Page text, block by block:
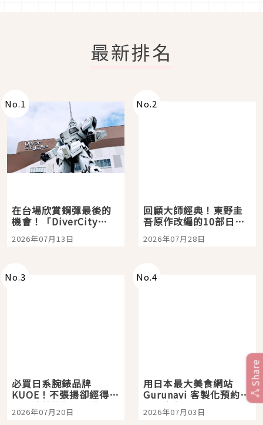
最新排名
No.1
在台場欣賞鋼彈最後的
機會！「DiverCity
Tokyo Plaza」搭船、
購物、美食及夜景，一
2026年07月13日
No.2
回顧大師經典！東野圭
吾原作改編的10部日本
影視作品推薦
2026年07月28日
No.3
必買日系腕錶品牌
KUOE！不張揚卻經得起
時間洗鍊的經典之作五
選
2026年07月20日
No.4
用日本最大美食網站
Gurunavi 客製化預約九
大都市餐廳，打造專屬
美食體驗！
2026年07月03日
Share